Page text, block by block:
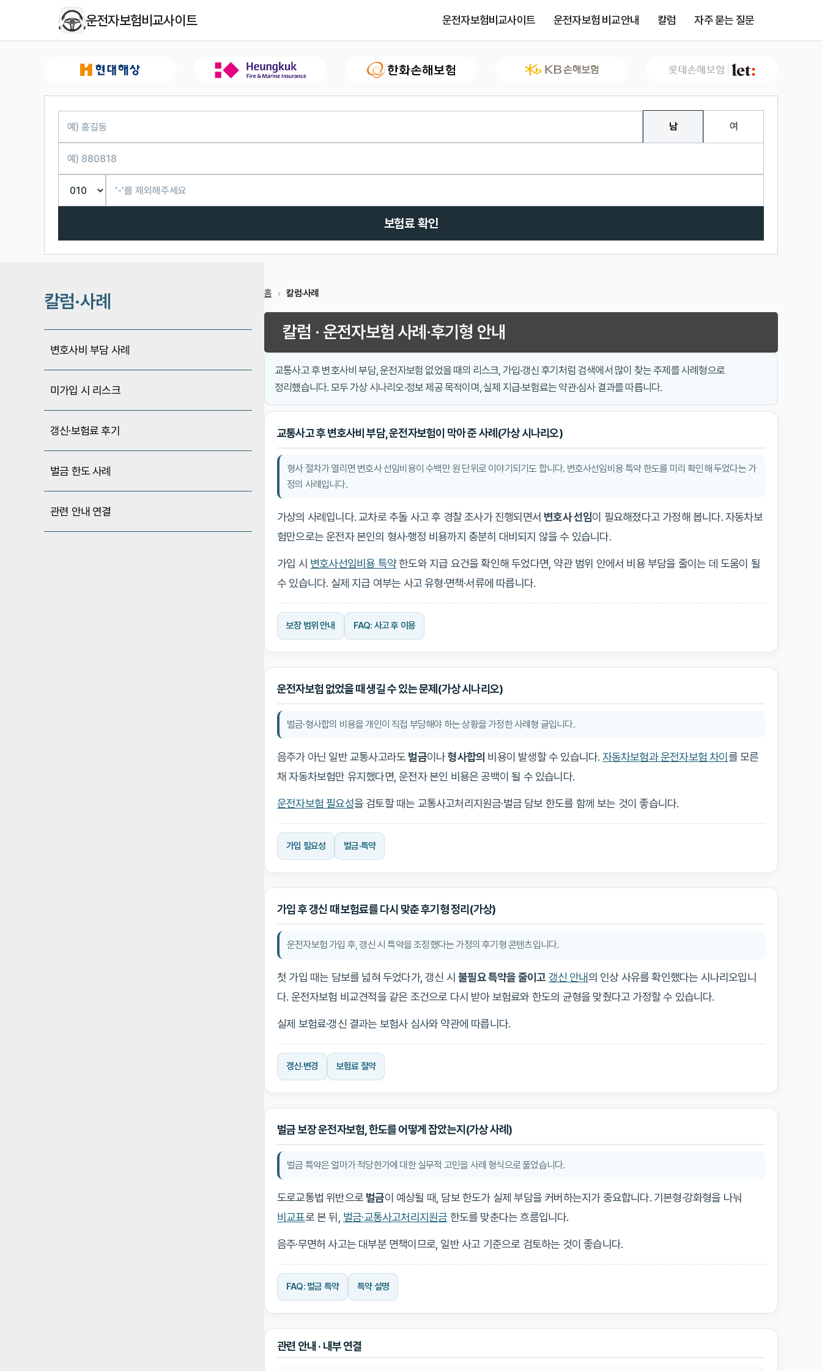
운전자보험비교사이트 운전자보험비교사이트 운전자보험 비교안내 칼럼 자주 묻는 질문
남 여
보험료 확인
칼럼·사례
변호사비 부담 사례
미가입 시 리스크
갱신·보험료 후기
벌금 한도 사례
관련 안내 연결
홈 칼럼·사례
칼럼 · 운전자보험 사례·후기형 안내
교통사고 후 변호사비 부담, 운전자보험 없었을 때의 리스크, 가입·갱신 후기처럼 검색에서 많이 찾는 주제를 사례형으로
정리했습니다. 모두 가상 시나리오·정보 제공 목적이며, 실제 지급·보험료는 약관·심사 결과를 따릅니다.
교통사고 후 변호사비 부담, 운전자보험이 막아 준 사례(가상 시나리오)
형사 절차가 열리면 변호사 선임비용이 수백만 원 단위로 이야기되기도 합니다. 변호사선임비용 특약 한도를 미리 확인해 두었다는 가
정의 사례입니다.
가상의 사례입니다. 교차로 추돌 사고 후 경찰 조사가 진행되면서 변호사 선임이 필요해졌다고 가정해 봅니다. 자동차보
험만으로는 운전자 본인의 형사·행정 비용까지 충분히 대비되지 않을 수 있습니다.
가입 시 변호사선임비용 특약한도와 지급 요건을 확인해 두었다면, 약관 범위 안에서 비용 부담을 줄이는 데 도움이 될
수 있습니다. 실제 지급 여부는 사고 유형·면책·서류에 따릅니다.
보장 범위 안내 FAQ: 사고 후 이용
운전자보험 없었을 때 생길 수 있는 문제(가상 시나리오)
벌금·형사합의 비용을 개인이 직접 부담해야 하는 상황을 가정한 사례형 글입니다.
음주가 아닌 일반 교통사고라도 벌금이나형사합의 비용이 발생할 수 있습니다. 자동차보험과 운전자보험 차이 를 모른
채 자동차보험만 유지했다면, 운전자 본인 비용은 공백이 될 수 있습니다.
운전자보험 필요성을 검토할 때는 교통사고처리지원금·벌금 담보 한도를 함께 보는 것이 좋습니다.
가입 필요성 벌금·특약
가입 후 갱신 때 보험료를 다시 맞춘 후기형 정리(가상)
운전자보험 가입 후, 갱신 시 특약을 조정했다는 가정의 후기형 콘텐츠입니다.
첫 가입 때는 담보를 넓혀 두었다가, 갱신 시불필요 특약을 줄이고 갱신 안내의 인상 사유를 확인했다는 시나리오입니
다. 운전자보험 비교견적을 같은 조건으로 다시 받아 보험료와 한도의 균형을 맞췄다고 가정할 수 있습니다.
실제 보험료·갱신 결과는 보험사 심사와 약관에 따릅니다.
갱신·변경 보험료 절약
벌금 보장 운전자보험, 한도를 어떻게 잡았는지(가상 사례)
벌금 특약은 얼마가 적당한가에 대한 실무적 고민을 사례 형식으로 풀었습니다.
도로교통법 위반으로 벌금이 예상될 때, 담보 한도가 실제 부담을 커버하는지가 중요합니다. 기본형·강화형을 나눠
비교표로 본 뒤, 벌금·교통사고처리지원금 한도를 맞춘다는 흐름입니다.
음주·무면허 사고는 대부분 면책이므로, 일반 사고 기준으로 검토하는 것이 좋습니다.
FAQ: 벌금 특약 특약 설명
관련 안내 · 내부 연결